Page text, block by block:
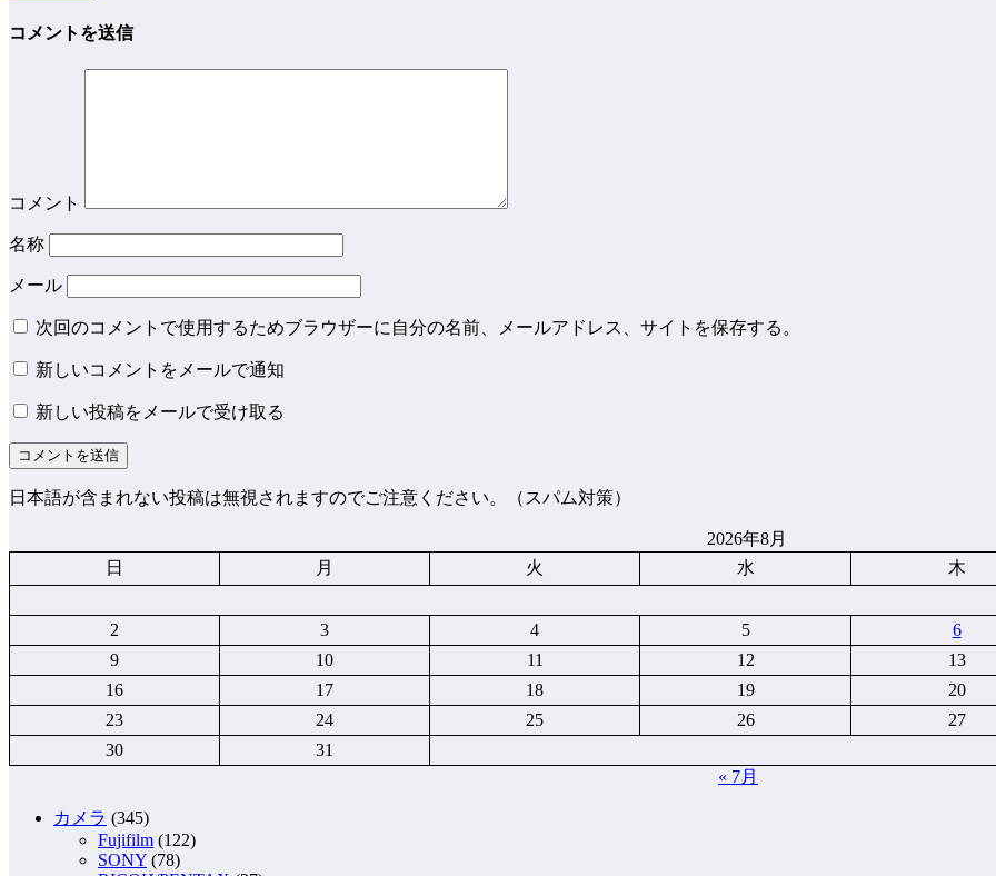
コメントを送信
コメント
名称
メール
次回のコメントで使用するためブラウザーに自分の名前、メールアドレス、サイトを保存する。
新しいコメントをメールで通知
新しい投稿をメールで受け取る
日本語が含まれない投稿は無視されますのでご注意ください。（スパム対策）
2026年8月
日
月 火 水 木
2
3 4 5 6
9
10 11 12 13
16
17 18 19 20
23
24 25 26 27
30
31
« 7月
カメラ (345)
Fujifilm (122)
SONY (78)